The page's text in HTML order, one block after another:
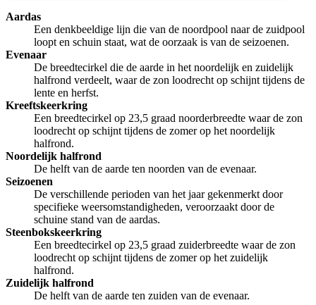
Aardas
Een denkbeeldige lijn die van de noordpool naar de zuidpool
loopt en schuin staat, wat de oorzaak is van de seizoenen.
Evenaar
De breedtecirkel die de aarde in het noordelijk en zuidelijk
halfrond verdeelt, waar de zon loodrecht op schijnt tijdens de
lente en herfst.
Kreeftskeerkring
Een breedtecirkel op 23,5 graad noorderbreedte waar de zon
loodrecht op schijnt tijdens de zomer op het noordelijk
halfrond.
Noordelijk halfrond
De helft van de aarde ten noorden van de evenaar.
Seizoenen
De verschillende perioden van het jaar gekenmerkt door
specifieke weersomstandigheden, veroorzaakt door de
schuine stand van de aardas.
Steenbokskeerkring
Een breedtecirkel op 23,5 graad zuiderbreedte waar de zon
loodrecht op schijnt tijdens de zomer op het zuidelijk
halfrond.
Zuidelijk halfrond
De helft van de aarde ten zuiden van de evenaar.